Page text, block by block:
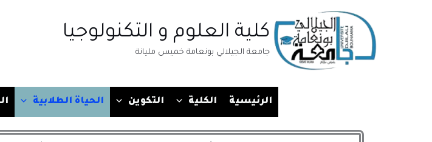
كلية العلوم و التكنولوجيا
جامعة الجيلالي بونعامة خميس مليانة
الرئيسية الكلية التكوين الحياة الطلابية